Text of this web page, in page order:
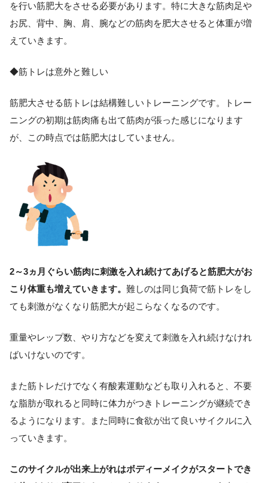
を行い筋肥大をさせる必要があります。特に大きな筋肉足や
お尻、背中、胸、肩、腕などの筋肉を肥大させると体重が増
えていきます。
◆筋トレは意外と難しい
筋肥大させる筋トレは結構難しいトレーニングです。トレー
ニングの初期は筋肉痛も出て筋肉が張った感じになります
が、この時点では筋肥大はしていません。
2～3ヵ月ぐらい筋肉に刺激を入れ続けてあげると筋肥大がお
こり体重も増えていきます。 難しのは同じ負荷で筋トレをし
ても刺激がなくなり筋肥大が起こらなくなるのです。
重量やレップ数、やり方などを変えて刺激を入れ続けなけれ
ばいけないのです。
また筋トレだけでなく有酸素運動なども取り入れると、不要
な脂肪が取れると同時に体力がつきトレーニングが継続でき
るようになります。また同時に食欲が出て良いサイクルに入
っていきます。
このサイクルが出来上がれはボディーメイクがスタートでき